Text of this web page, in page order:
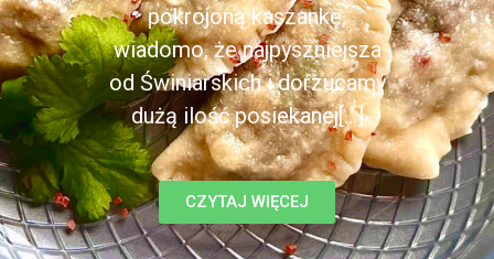
pokrojoną kaszankę,
wiadomo, że najpyszniejsza
od Świniarskich i dorzucamy
dużą ilość posiekanej[...]
CZYTAJ WIĘCEJ